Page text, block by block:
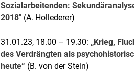
Sozialarbeitenden:
2018" (A. Hollederer)
31.01.23, 18.00 – 19.30: „Krieg,
des Verdrängten als
heute“ (B. von der Stein)